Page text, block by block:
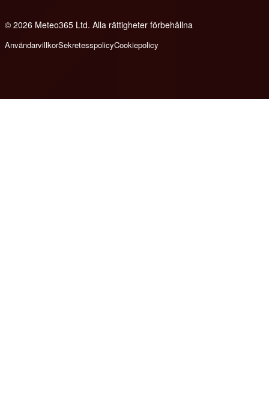
© 2026 Meteo365 Ltd. Alla rättigheter förbehållna
AnvändarvillkorSekretesspolicyCookiepolicy